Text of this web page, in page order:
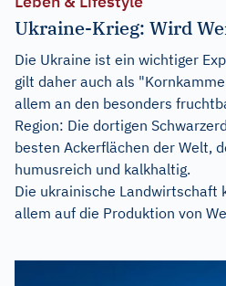
Ukraine-Krieg: Wird
Die Ukraine ist ein wichtiger
gilt daher auch als
allem an den besonders
Region: Die dortigen
besten Ackerflächen der Welt,
humusreich und kalkhaltig.
Die ukrainische Landwirtschaft
allem auf die Produktion von